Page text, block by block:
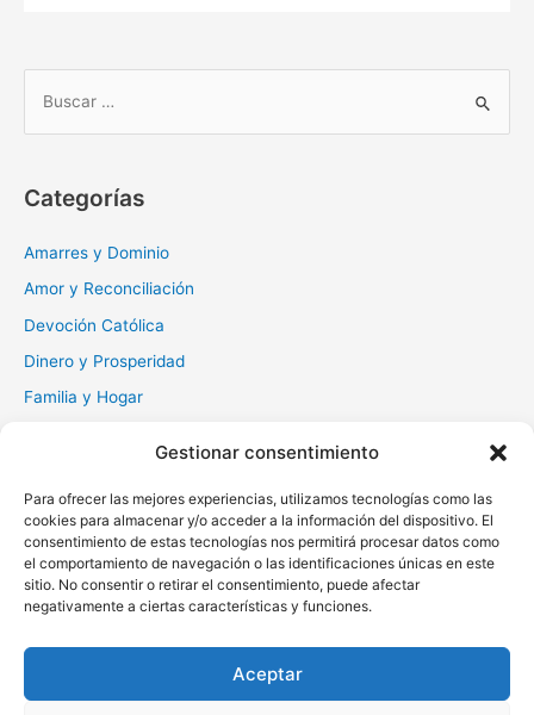
Gestionar consentimiento
Para ofrecer las mejores experiencias, utilizamos tecnologías como las
cookies para almacenar y/o acceder a la información del dispositivo. El
consentimiento de estas tecnologías nos permitirá procesar datos como
el comportamiento de navegación o las identificaciones únicas en este
sitio. No consentir o retirar el consentimiento, puede afectar
negativamente a ciertas características y funciones.
Aceptar
a
r
Categorías
Amarres y Dominio
Amor y Reconciliación
Devoción Católica
Dinero y Prosperidad
Familia y Hogar
Muerte y Difuntos
Oraciones Diarias
Otras
Protección y Liberación
Salud y Sanación